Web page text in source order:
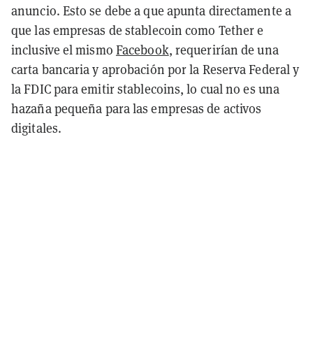
anuncio. Esto se debe a que apunta directamente a
que las empresas de stablecoin como Tether e
inclusive el mismo Facebook, requerirían de una
carta bancaria y aprobación por la Reserva Federal y
la FDIC para emitir stablecoins, lo cual no es una
hazaña pequeña para las empresas de activos
digitales.